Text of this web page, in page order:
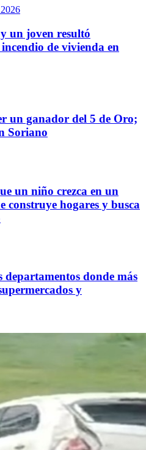
un joven resultó
de vivienda en
un ganador del 5 de Oro;
Soriano
un niño crezca en un
hogares y busca
departamentos donde más
y